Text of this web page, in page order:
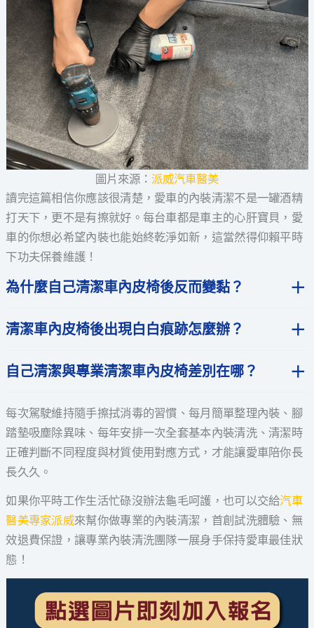
圖片來源： 派威汽車醫美
讀完這篇相信你應該很清楚，愛車的內裝清潔不是一罐酒精
打天下，更不是有擦就好。每台車都是車主的心肝寶貝，愛
車的你想必希望內裝也能始終乾淨如新，這當然得仰賴平時
下功夫保養維護！
為什麼自己清潔車內皮椅後反而變黏？
清潔車內皮椅後出現白白痕跡怎麼辦？
自己清潔與專業清潔車內皮椅差別在哪？
每次駕駛維持隨手擦拭消毒的習慣、每月簡單整理內裝、腳
踏墊吸塵除異味、每年安排一次全套基本內裝清洗、清潔時
正確判斷不同程度與材質使用對應方式，才能讓愛車陪你長
長久久。
如果你平時工作生活忙碌沒辦法龜毛呵護，也可以交給汽車
醫美專家派威來幫你做專業的內裝清潔，首創試洗體驗、無
效退費保證，讓專業內裝清洗團隊一展身手保持愛車最佳狀
態！